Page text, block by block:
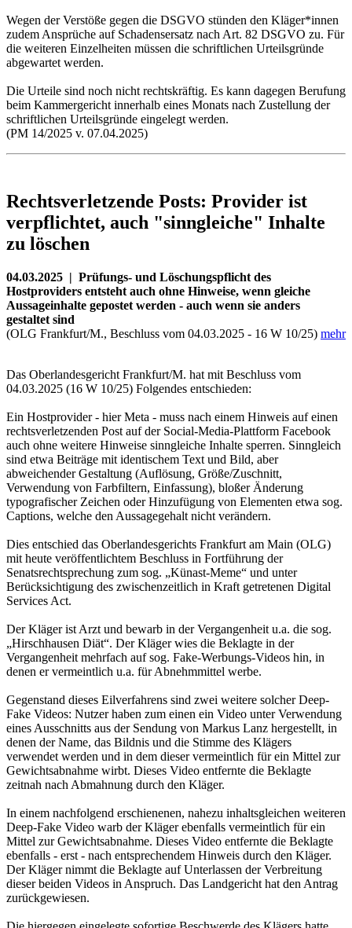
Wegen der Verstöße gegen die DSGVO stünden den Kläger*innen
zudem Ansprüche auf Schadensersatz nach Art. 82 DSGVO zu. Für
die weiteren Einzelheiten müssen die schriftlichen Urteilsgründe
abgewartet werden.
Die Urteile sind noch nicht rechtskräftig. Es kann dagegen Berufung
beim Kammergericht innerhalb eines Monats nach Zustellung der
schriftlichen Urteilsgründe eingelegt werden.
(PM 14/2025 v. 07.04.2025)
Rechtsverletzende Posts: Provider ist
verpflichtet, auch "sinngleiche" Inhalte
zu löschen
04.03.2025 | Prüfungs- und Löschungspflicht des
Hostproviders entsteht auch ohne Hinweise, wenn gleiche
Aussageinhalte gepostet werden - auch wenn sie anders
gestaltet sind
(OLG Frankfurt/M., Beschluss vom 04.03.2025 - 16 W 10/25) mehr
Das Oberlandesgericht Frankfurt/M. hat mit Beschluss vom
04.03.2025 (16 W 10/25) Folgendes entschieden:
Ein Hostprovider - hier Meta - muss nach einem Hinweis auf einen
rechtsverletzenden Post auf der Social-Media-Plattform Facebook
auch ohne weitere Hinweise sinngleiche Inhalte sperren. Sinngleich
sind etwa Beiträge mit identischem Text und Bild, aber
abweichender Gestaltung (Auflösung, Größe/Zuschnitt,
Verwendung von Farbfiltern, Einfassung), bloßer Änderung
typografischer Zeichen oder Hinzufügung von Elementen etwa sog.
Captions, welche den Aussagegehalt nicht verändern.
Dies entschied das Oberlandesgerichts Frankfurt am Main (OLG)
mit heute veröffentlichtem Beschluss in Fortführung der
Senatsrechtsprechung zum sog. „Künast-Meme“ und unter
Berücksichtigung des zwischenzeitlich in Kraft getretenen Digital
Services Act.
Der Kläger ist Arzt und bewarb in der Vergangenheit u.a. die sog.
„Hirschhausen Diät“. Der Kläger wies die Beklagte in der
Vergangenheit mehrfach auf sog. Fake-Werbungs-Videos hin, in
denen er vermeintlich u.a. für Abnehmmittel werbe.
Gegenstand dieses Eilverfahrens sind zwei weitere solcher Deep-
Fake Videos: Nutzer haben zum einen ein Video unter Verwendung
eines Ausschnitts aus der Sendung von Markus Lanz hergestellt, in
denen der Name, das Bildnis und die Stimme des Klägers
verwendet werden und in dem dieser vermeintlich für ein Mittel zur
Gewichtsabnahme wirbt. Dieses Video entfernte die Beklagte
zeitnah nach Abmahnung durch den Kläger.
In einem nachfolgend erschienenen, nahezu inhaltsgleichen weiteren
Deep-Fake Video warb der Kläger ebenfalls vermeintlich für ein
Mittel zur Gewichtsabnahme. Dieses Video entfernte die Beklagte
ebenfalls - erst - nach entsprechendem Hinweis durch den Kläger.
Der Kläger nimmt die Beklagte auf Unterlassen der Verbreitung
dieser beiden Videos in Anspruch. Das Landgericht hat den Antrag
zurückgewiesen.